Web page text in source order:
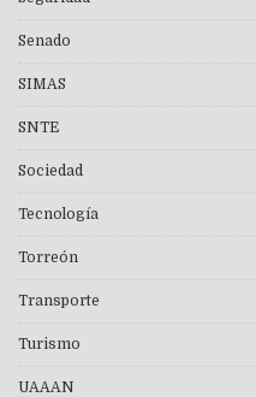
Senado
SIMAS
SNTE
Sociedad
Tecnología
Torreón
Transporte
Turismo
UAAAN